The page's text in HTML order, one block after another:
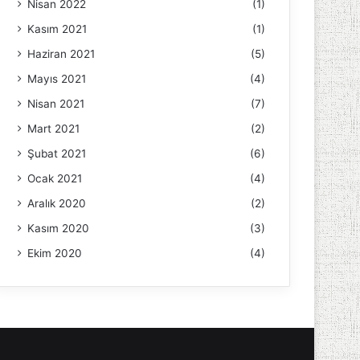
Nisan 2022
(1)
Kasım 2021
(1)
Haziran 2021
(5)
Mayıs 2021
(4)
Nisan 2021
(7)
Mart 2021
(2)
Şubat 2021
(6)
Ocak 2021
(4)
Aralık 2020
(2)
Kasım 2020
(3)
Ekim 2020
(4)